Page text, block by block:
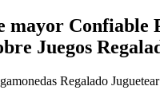
mayor Confiable
Juegos